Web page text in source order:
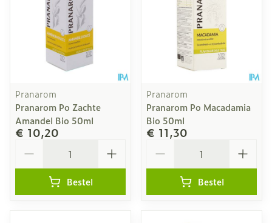
Pranarom
Pranarom Po Zachte
Amandel Bio 50ml
€ 10,20
Bestel
Pranarom
Pranarom Po Macadamia
Bio 50ml
€ 11,30
Bestel